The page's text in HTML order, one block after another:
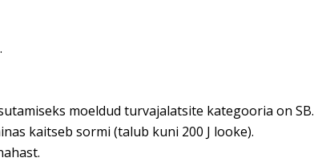
moeldud turvajalatsite kategooria on SB.
kaitseb sormi (talub kuni 200 J looke).